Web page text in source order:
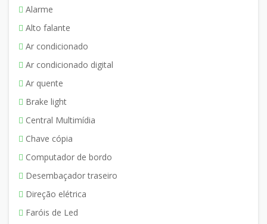
Alarme
Alto falante
Ar condicionado
Ar condicionado digital
Ar quente
Brake light
Central Multimídia
Chave cópia
Computador de bordo
Desembaçador traseiro
Direção elétrica
Faróis de Led